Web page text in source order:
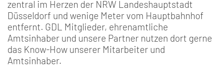
zentral im Herzen der NRW Landeshauptstadt
Düsseldorf und wenige Meter vom Hauptbahnhof
entfernt. GDL Mitglieder, ehrenamtliche
Amtsinhaber und unsere Partner nutzen dort gerne
das Know-How unserer Mitarbeiter und
Amtsinhaber.